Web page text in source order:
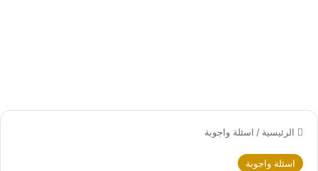
الرئيسية / اسئلة واجوبة
اسئلة واجوبة